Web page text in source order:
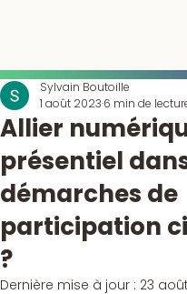
Allier
présentiel
démarches de
participation
?
Sylvain Boutoille
1 août 2023 6 min de
Dernière mise à jour : 23